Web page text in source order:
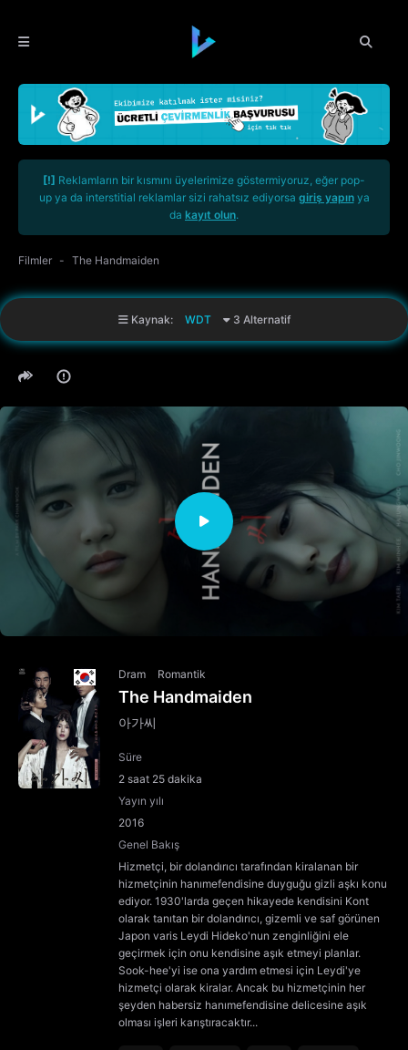
[!] Reklamların bir kısmını üyelerimize göstermiyoruz, eğer pop-
up ya da interstitial reklamlar sizi rahatsız ediyorsa giriş yapınya
da kayıt olun.
Filmler The Handmaiden
Kaynak: WDT 3 Alternatif
Dram Romantik
The Handmaiden
아가씨
Süre
2 saat 25 dakika
Yayın yılı
2016
Genel Bakış
Hizmetçi, bir dolandırıcı tarafından kiralanan bir
hizmetçinin hanımefendisine duyguğu gizli aşkı konu
ediyor. 1930'larda geçen hikayede kendisini Kont
olarak tanıtan bir dolandırıcı, gizemli ve saf görünen
Japon varis Leydi Hideko'nun zenginliğini ele
geçirmek için onu kendisine aşık etmeyi planlar.
Sook-hee'yi ise ona yardım etmesi için Leydi'ye
hizmetçi olarak kiralar. Ancak bu hizmetçinin her
şeyden habersiz hanımefendisine delicesine aşık
olması işleri karıştıracaktır...